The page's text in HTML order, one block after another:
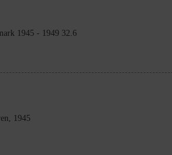
1945 - 1949 32.6
1945